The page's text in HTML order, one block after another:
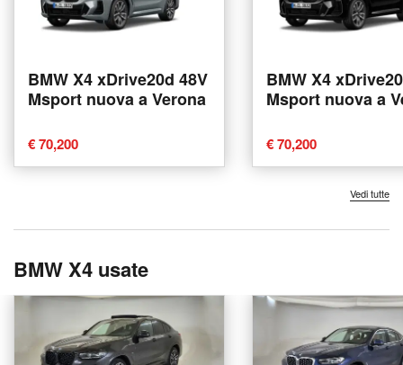
BMW X4 xDrive20d 48V
Msport nuova a Verona
€ 70,200
BMW X4
Msport nuova a
€ 70,200
Vedi tutte
BMW X4 usate